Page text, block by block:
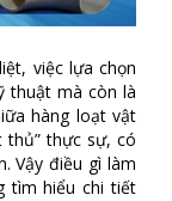
việc lựa chọn
thuật mà còn là
hàng loạt vật
thủ” thực sự, có
Vậy điều gì làm
tìm hiểu chi tiết